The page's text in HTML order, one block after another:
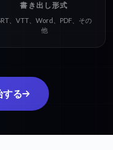
書き出し形式
、VTT、Word、PDF、その
他
する